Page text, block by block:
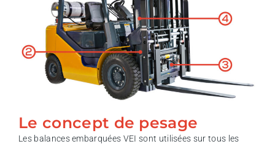
Le concept de pesage
Les balances embarquées VEI sont utilisées sur tous les